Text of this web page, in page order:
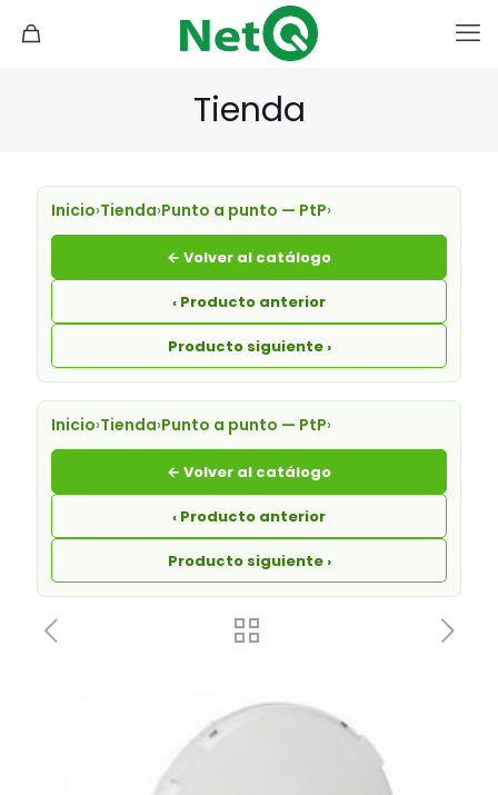
Tienda
Inicio›Tienda›Punto a punto — PtP›
← Volver al catálogo
‹ Producto anterior
Producto siguiente ›
Inicio›Tienda›Punto a punto — PtP›
← Volver al catálogo
‹ Producto anterior
Producto siguiente ›